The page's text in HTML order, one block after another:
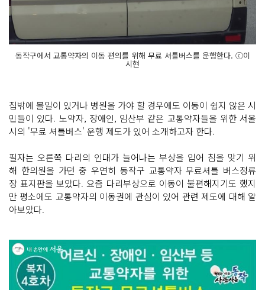
동작구에서 교통약자의 이동 편의를 위해 무료 셔틀버스를 운행한다. ⓒ이
시현
집밖에 볼일이 있거나 병원을 가야 할 경우에도 이동이 쉽지 않은 시
민들이 있다. 노약자, 장애인, 임산부 같은 교통약자들을 위한 서울
시의 '무료 셔틀버스' 운행 제도가 있어 소개하고자 한다.
필자는 오른쪽 다리의 인대가 늘어나는 부상을 입어 침을 맞기 위
해 한의원을 가던 중 우연히 동작구 교통약자 무료셔틀 버스정류
장 표지판을 보았다. 요즘 다리부상으로 이동이 불편해지기도 했지
만 평소에도 교통약자의 이동권에 관심이 있어 관련 제도에 대해 알
아보았다.